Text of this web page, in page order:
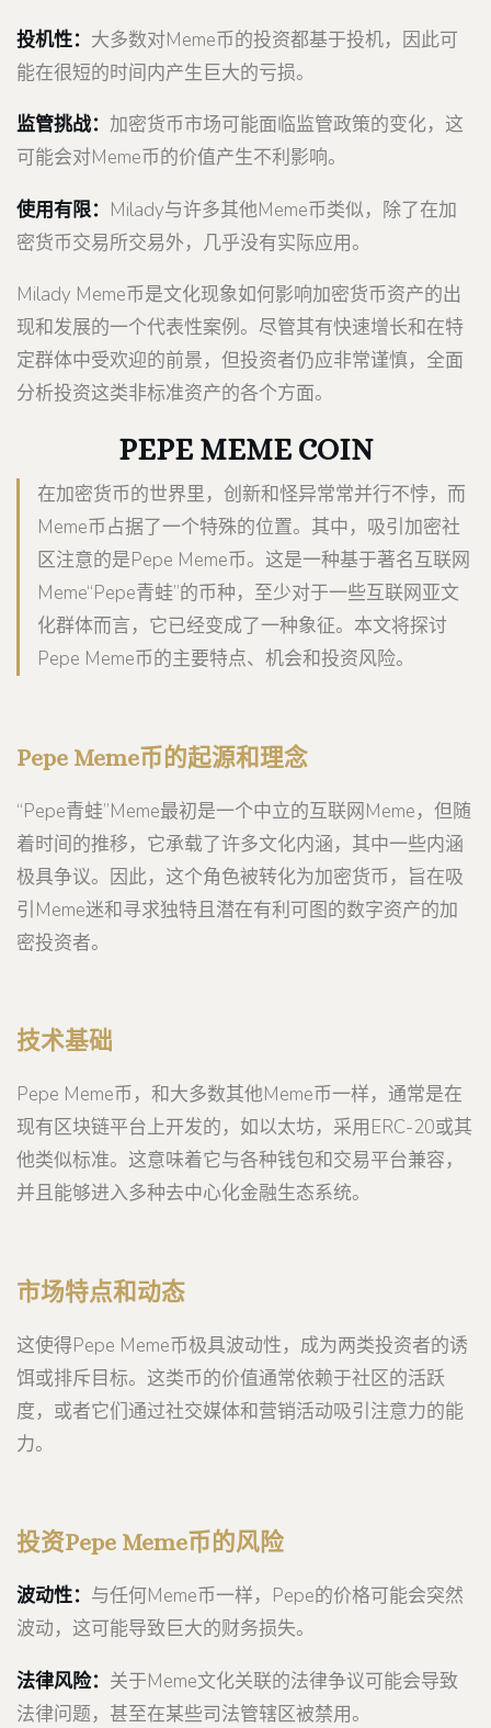
投机性： 大多数对Meme币的投资都基于投机，因此可
能在很短的时间内产生巨大的亏损。
监管挑战： 加密货币市场可能面临监管政策的变化，这
可能会对Meme币的价值产生不利影响。
使用有限： Milady与许多其他Meme币类似，除了在加
密货币交易所交易外，几乎没有实际应用。
Milady Meme币是文化现象如何影响加密货币资产的出
现和发展的一个代表性案例。尽管其有快速增长和在特
定群体中受欢迎的前景，但投资者仍应非常谨慎，全面
分析投资这类非标准资产的各个方面。
PEPE MEME COIN
在加密货币的世界里，创新和怪异常常并行不悖，而
Meme币占据了一个特殊的位置。其中，吸引加密社
区注意的是Pepe Meme币。这是一种基于著名互联网
Meme“Pepe青蛙”的币种，至少对于一些互联网亚文
化群体而言，它已经变成了一种象征。本文将探讨
Pepe Meme币的主要特点、机会和投资风险。
Pepe Meme币的起源和理念
“Pepe青蛙”Meme最初是一个中立的互联网Meme，但随
着时间的推移，它承载了许多文化内涵，其中一些内涵
极具争议。因此，这个角色被转化为加密货币，旨在吸
引Meme迷和寻求独特且潜在有利可图的数字资产的加
密投资者。
技术基础
Pepe Meme币，和大多数其他Meme币一样，通常是在
现有区块链平台上开发的，如以太坊，采用ERC-20或其
他类似标准。这意味着它与各种钱包和交易平台兼容，
并且能够进入多种去中心化金融生态系统。
市场特点和动态
这使得Pepe Meme币极具波动性，成为两类投资者的诱
饵或排斥目标。这类币的价值通常依赖于社区的活跃
度，或者它们通过社交媒体和营销活动吸引注意力的能
力。
投资Pepe Meme币的风险
波动性： 与任何Meme币一样，Pepe的价格可能会突然
波动，这可能导致巨大的财务损失。
法律风险： 关于Meme文化关联的法律争议可能会导致
法律问题，甚至在某些司法管辖区被禁用。